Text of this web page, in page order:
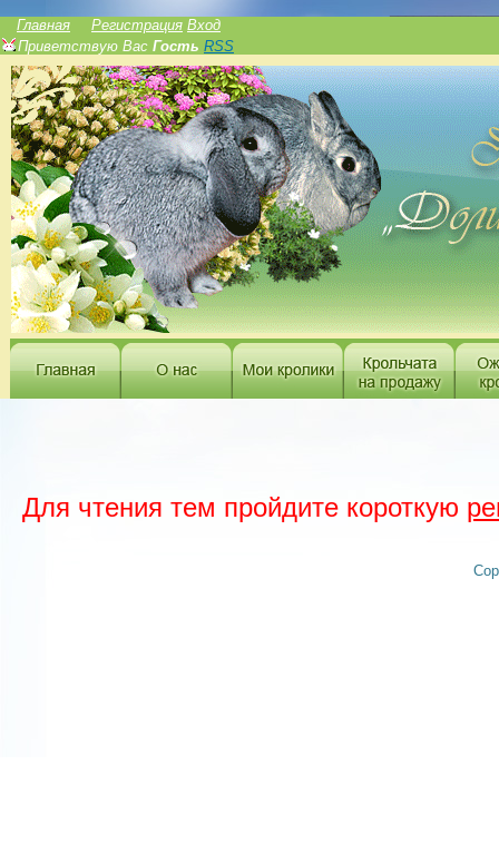
Главная
Регистрация Вход
Приветствую Вас Гость RSS
Для чтения тем пройдите короткую